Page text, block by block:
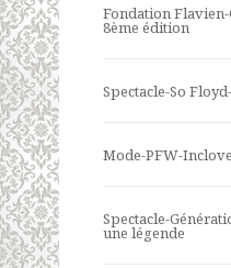
Fondation
8ème édition
Spectacle-So
Mode-PFW-
Spectacle-
une légende